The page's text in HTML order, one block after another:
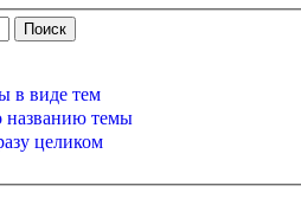
в виде тем
названию темы
целиком